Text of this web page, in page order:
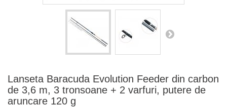
Lanseta Baracuda Evolution Feeder din carbon
de 3,6 m, 3 tronsoane + 2 varfuri, putere de
aruncare 120 g